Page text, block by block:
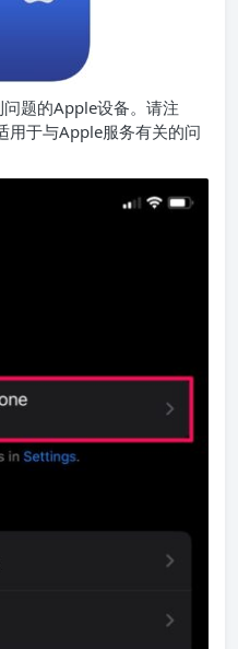
问题的Apple设备。请注
用于与Apple服务有关的问